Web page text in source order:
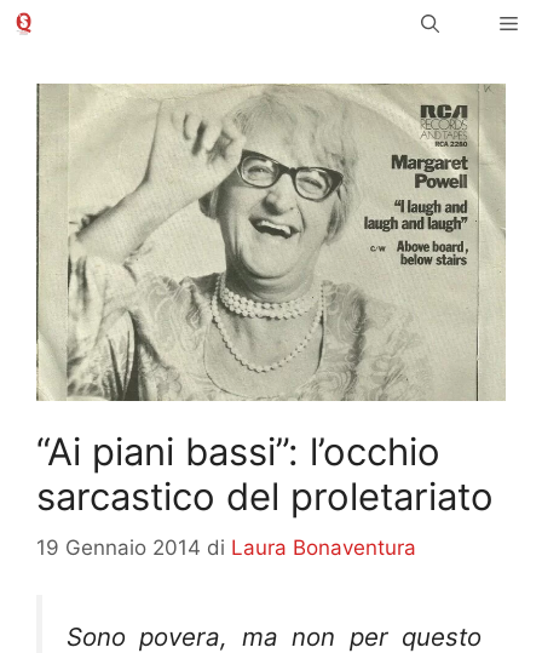
Vai
“Ai piani bassi”: l’occhio
sarcastico del proletariato
19 Gennaio 2014 di Laura Bonaventura
Sono povera, ma non per questo